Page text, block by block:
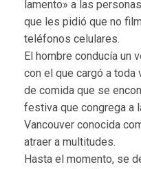
lamento» a las
que les pidió que no
teléfonos celulares.
El hombre conducía un
con el que cargó a
de comida que se
festiva que congrega a
Vancouver conocida
atraer a multitudes.
Hasta el momento, se